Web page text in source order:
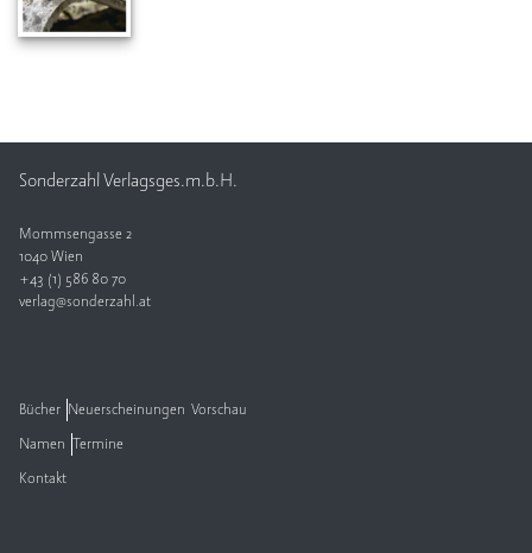
Sonderzahl Verlagsges.m.b.H.
Mommsengasse 2
1040 Wien
+43 (1) 586 80 70
verlag@sonderzahl.at
Bücher Neuerscheinungen Vorschau
Namen Termine
Kontakt